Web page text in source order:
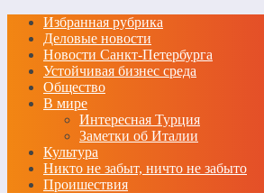
Избранная рубрика
Деловые новости
Новости Санкт-Петербурга
Устойчивая бизнес среда
Общество
В мире
Интересная Турция
Заметки об Италии
Культура
Никто не забыт, ничто не забыто
Проишествия